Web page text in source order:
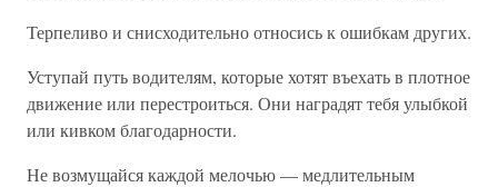
Терпеливо и снисходительно относись к ошибкам других.
Уступай путь водителям, которые хотят въехать в плотное
движение или перестроиться. Они наградят тебя улыбкой
или кивком благодарности.
Не возмущайся каждой мелочью — медлительным